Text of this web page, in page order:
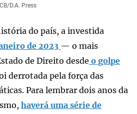
D.A. Press
do país, a investida
de 2023 — o mais
de Direito desde o golpe
derrotada pela força das
Para lembrar dois anos da
haverá uma série de